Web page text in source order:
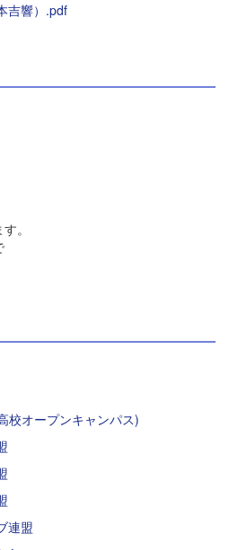
吉響）.pdf
。
校オープンキャンパス)
連盟